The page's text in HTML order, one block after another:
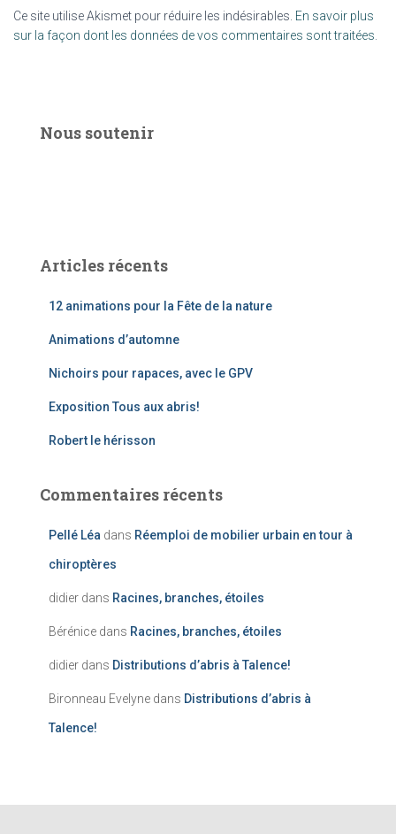
Ce site utilise Akismet pour réduire les indésirables. En savoir plus
sur la façon dont les données de vos commentaires sont traitées
Nous soutenir
Articles récents
12 animations pour la Fête de la nature
Animations d’automne
Nichoirs pour rapaces, avec le GPV
Exposition Tous aux abris!
Robert le hérisson
Commentaires récents
Pellé Léa dans Réemploi de mobilier urbain en tour à
chiroptères
didier dans Racines, branches, étoiles
Bérénice dans Racines, branches, étoiles
didier dans Distributions d’abris à Talence!
Bironneau Evelyne dans Distributions d’abris à
Talence!